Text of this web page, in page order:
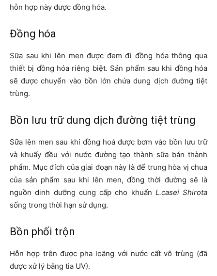
hỗn hợp này được đồng hóa.
Đồng hóa
Sữa sau khi lên men được đem đi đồng hóa thông qua
thiết bị đồng hóa riêng biệt. Sản phẩm sau khi đồng hóa
sẽ được chuyển vào bồn lớn chứa dung dịch đường tiệt
trùng.
Bồn lưu trữ dung dịch đường tiệt trùng
Sữa lên men sau khi đồng hoá được bơm vào bồn lưu trữ
và khuấy đều với nước đường tạo thành sữa bán thành
phẩm. Mục đích của giai đoạn này là để trung hòa vị chua
của sản phẩm sau khi lên men, đồng thời đường sẽ là
nguồn dinh dưỡng cung cấp cho khuẩn L.casei Shirota
sống trong thời hạn sử dụng.
Bồn phối trộn
Hỗn hợp trên được pha loãng với nước cất vô trùng (đã
được xử lý bằng tia UV).